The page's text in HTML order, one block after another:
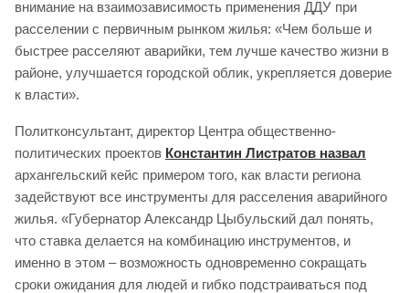
внимание на взаимозависимость применения ДДУ при
расселении с первичным рынком жилья: «Чем больше и
быстрее расселяют аварийки, тем лучше качество жизни в
районе, улучшается городской облик, укрепляется доверие
к власти».
Политконсультант, директор Центра общественно-
политических проектов Константин Листратов назвал
архангельский кейс примером того, как власти региона
задействуют все инструменты для расселения аварийного
жилья. «Губернатор Александр Цыбульский дал понять,
что ставка делается на комбинацию инструментов, и
именно в этом – возможность одновременно сокращать
сроки ожидания для людей и гибко подстраиваться под